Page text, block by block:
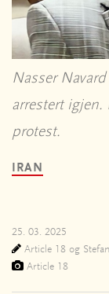
Nasser
arrestert igjen.
protest.
IRAN
25. 03. 2025
Article 18 og
Article 18